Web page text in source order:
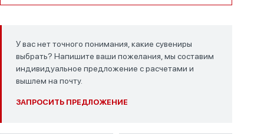
У вас нет точного понимания, какие сувениры
выбрать? Напишите ваши пожелания, мы составим
индивидуальное предложение с расчетами и
вышлем на почту.
ЗАПРОСИТЬ ПРЕДЛОЖЕНИЕ